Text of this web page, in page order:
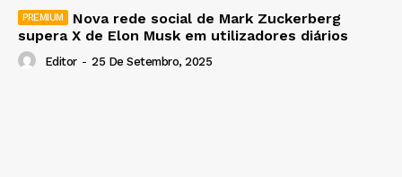
Nova rede social de Mark Zuckerberg
supera X de Elon Musk em utilizadores diários
Editor - 25 De Setembro, 2025